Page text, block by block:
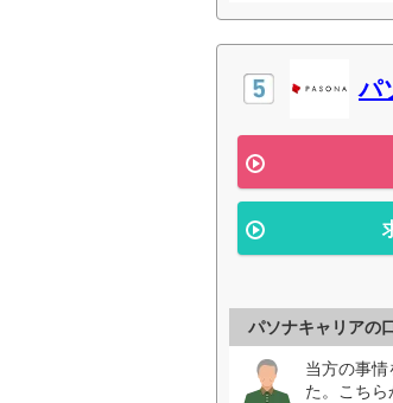
パ
パソナキャリアの
当方の事
た。こち